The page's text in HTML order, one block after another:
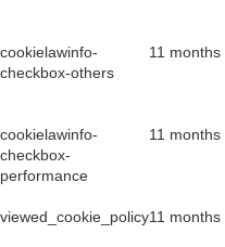
cookielawinfo-
checkbox-others
11 months
cookielawinfo-
checkbox-
performance
11 months
viewed_cookie_policy11 months